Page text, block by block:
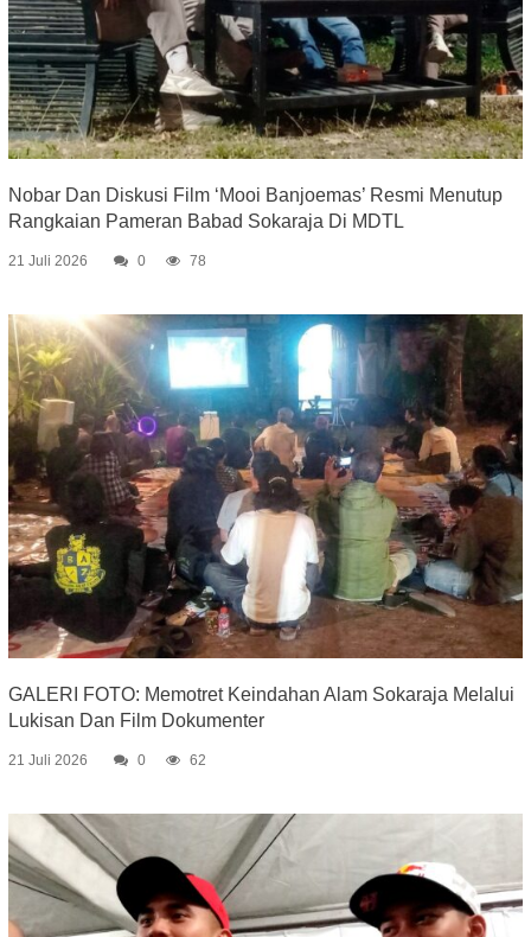
Nobar Dan Diskusi Film ‘Mooi Banjoemas’ Resmi Menutup
Rangkaian Pameran Babad Sokaraja Di MDTL
21 Juli 2026 0 78
GALERI FOTO: Memotret Keindahan Alam Sokaraja Melalui
Lukisan Dan Film Dokumenter
21 Juli 2026 0 62